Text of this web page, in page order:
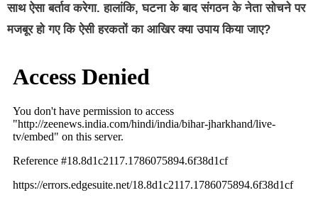
साथ ऐसा बर्ताव करेगा. हालांकि, घटना के बाद संगठन के नेता सोचने पर
मजबूर हो गए कि ऐसी हरकतों का आखिर क्या उपाय किया जाए?